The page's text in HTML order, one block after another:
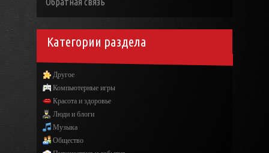
Категории раздела
Другое
Компьютерные игры
Красота и здоровье
Люди и блоги
Музыка
Общество